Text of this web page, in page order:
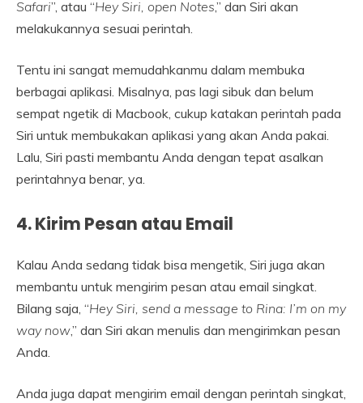
Safari”, atau “Hey Siri, open Notes,” dan Siri akan
melakukannya sesuai perintah.
Tentu ini sangat memudahkanmu dalam membuka
berbagai aplikasi. Misalnya, pas lagi sibuk dan belum
sempat ngetik di Macbook, cukup katakan perintah pada
Siri untuk membukakan aplikasi yang akan Anda pakai.
Lalu, Siri pasti membantu Anda dengan tepat asalkan
perintahnya benar, ya.
4.Kirim Pesan atau Email
Kalau Anda sedang tidak bisa mengetik, Siri juga akan
membantu untuk mengirim pesan atau email singkat.
Bilang saja, “Hey Siri, send a message to Rina: I’m on my
way now,” dan Siri akan menulis dan mengirimkan pesan
Anda.
Anda juga dapat mengirim email dengan perintah singkat,